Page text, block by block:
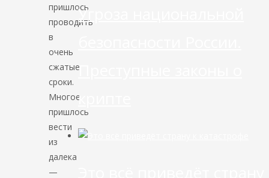
пришлось
проводить
в
очень
сжатые
сроки.
Многое
пришлось
вести
из
далека
—
Угроза национальной
Преступные законы о
крипте